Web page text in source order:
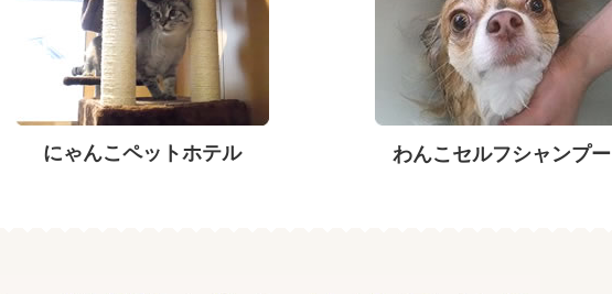
にゃんこペットホテル わんこセルフシャンプー